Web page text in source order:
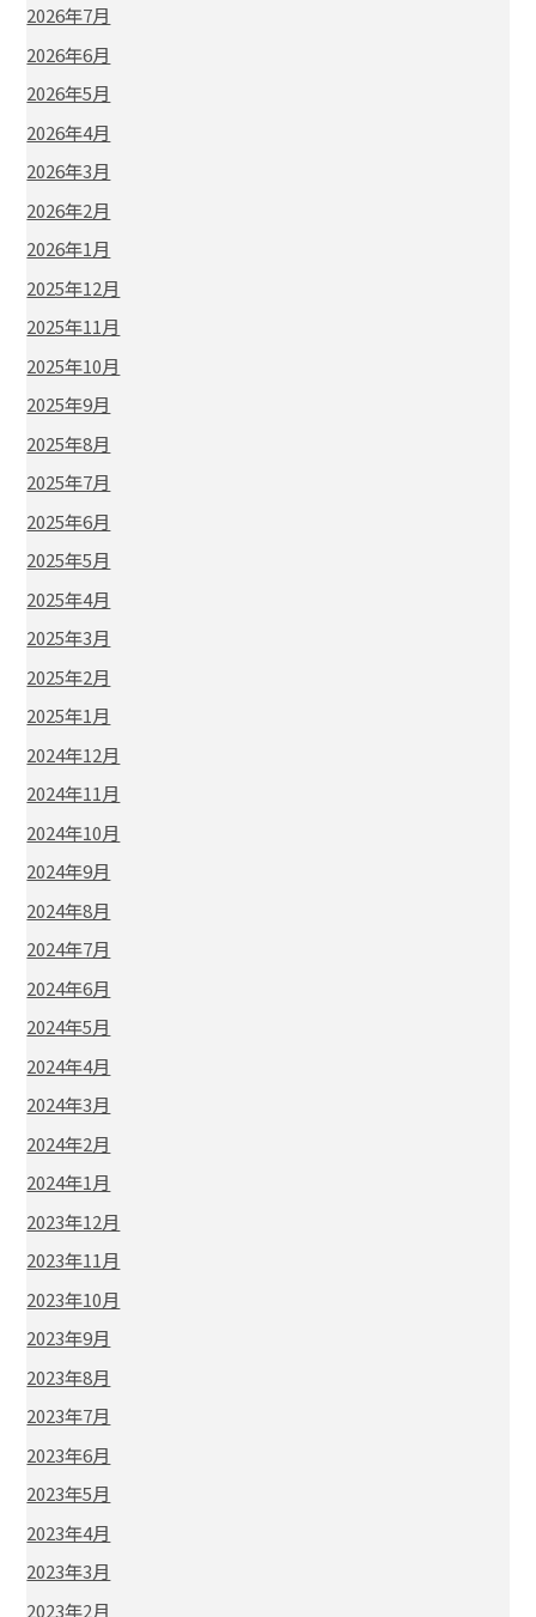
2026年7月
2026年6月
2026年5月
2026年4月
2026年3月
2026年2月
2026年1月
2025年12月
2025年11月
2025年10月
2025年9月
2025年8月
2025年7月
2025年6月
2025年5月
2025年4月
2025年3月
2025年2月
2025年1月
2024年12月
2024年11月
2024年10月
2024年9月
2024年8月
2024年7月
2024年6月
2024年5月
2024年4月
2024年3月
2024年2月
2024年1月
2023年12月
2023年11月
2023年10月
2023年9月
2023年8月
2023年7月
2023年6月
2023年5月
2023年4月
2023年3月
2023年2月